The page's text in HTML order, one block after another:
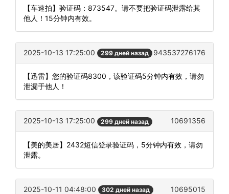
【车速拍】验证码：873547。请不要把验证码泄露给其
他人！15分钟内有效。
2025-10-13 17:25:00 299 дней назад 943537276176
【迅雷】您的验证码8300，该验证码5分钟内有效，请勿
泄漏于他人！
2025-10-13 17:25:00 299 дней назад 10691356
【美的美居】2432短信登录验证码，5分钟内有效，请勿
泄露。
2025-10-11 04:48:00 302 дней назад 10695015